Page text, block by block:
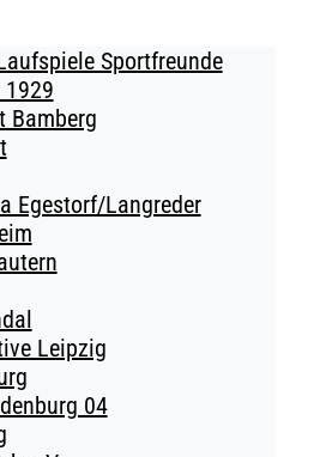
Sportfreunde
1929
Bamberg
Egestorf/Langreder
Leipzig
04